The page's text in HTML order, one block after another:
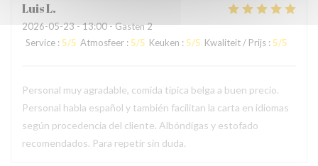
LuisL
2026-05-23- 13:00 - Gasten 2
Service : 5/5 Atmosfeer : 5/5 Keuken : 5/5 Kwaliteit / Prijs : 5/5
Personal muy agradable, comida típica belga a buen precio.
Personal habla español y también facilitan la carta en idiomas
según procedencia del cliente. Albóndigas y estofado
recomendados. Para repetir sin duda.